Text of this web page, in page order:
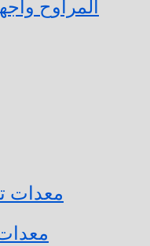
المراوح
معدات